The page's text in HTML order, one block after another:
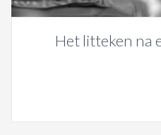
Het litteken na